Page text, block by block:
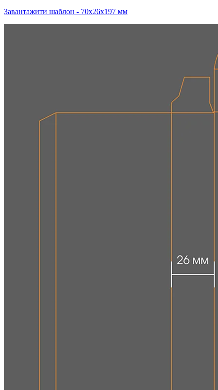
Завантажити шаблон - 70х26х197 мм